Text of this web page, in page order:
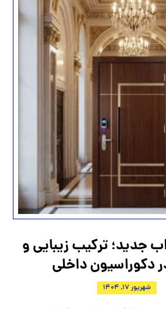
جدید؛ ترکیب زیبایی و
دکوراسیون داخلی
شهریور 17, 1404